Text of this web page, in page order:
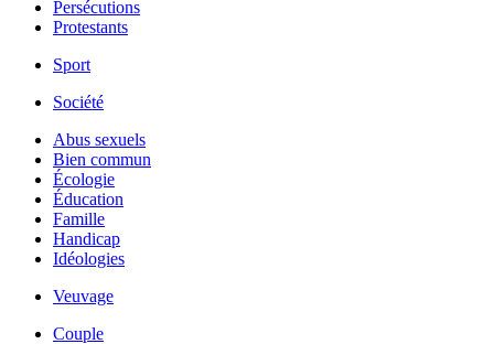
Persécutions
Protestants
Sport
Société
Abus sexuels
Bien commun
Écologie
Éducation
Famille
Handicap
Idéologies
Veuvage
Couple